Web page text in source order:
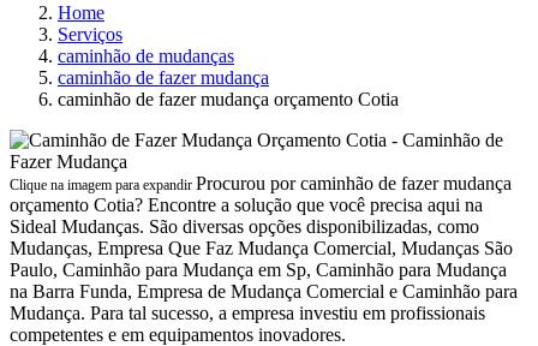
Home
Serviços
caminhão de mudanças
caminhão de fazer mudança
caminhão de fazer mudança orçamento Cotia
Clique na imagem para expandir Procurou por caminhão de fazer mudança
orçamento Cotia? Encontre a solução que você precisa aqui na
Sideal Mudanças. São diversas opções disponibilizadas, como
Mudanças, Empresa Que Faz Mudança Comercial, Mudanças São
Paulo, Caminhão para Mudança em Sp, Caminhão para Mudança
na Barra Funda, Empresa de Mudança Comercial e Caminhão para
Mudança. Para tal sucesso, a empresa investiu em profissionais
competentes e em equipamentos inovadores.